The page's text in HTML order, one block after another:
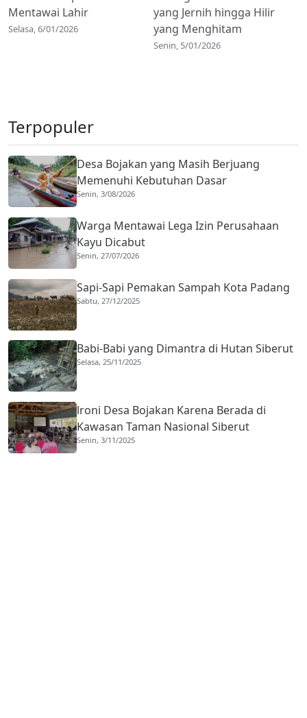
Mentawai Lahir
Selasa, 6/01/2026
yang Jernih hingga Hilir
yang Menghitam
Senin, 5/01/2026
Terpopuler
Desa Bojakan yang Masih Berjuang
Memenuhi Kebutuhan Dasar
Senin, 3/08/2026
Warga Mentawai Lega Izin Perusahaan
Kayu Dicabut
Senin, 27/07/2026
Sapi-Sapi Pemakan Sampah Kota Padang
Sabtu, 27/12/2025
Babi-Babi yang Dimantra di Hutan Siberut
Selasa, 25/11/2025
lroni Desa Bojakan Karena Berada di
Kawasan Taman Nasional Siberut
Senin, 3/11/2025